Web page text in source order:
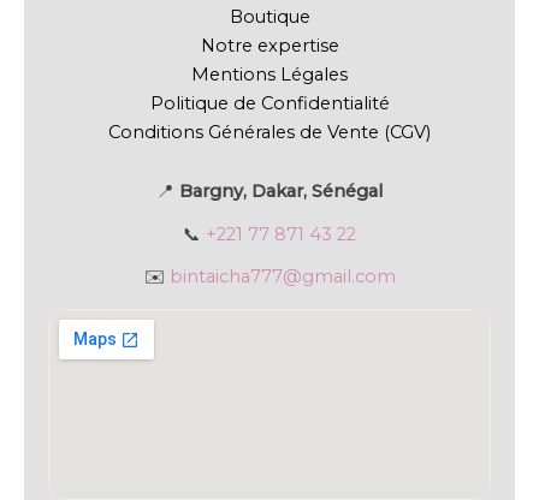
Boutique
Notre expertise
Mentions Légales
Politique de Confidentialité
Conditions Générales de Vente (CGV)
📍 Bargny, Dakar, Sénégal
📞 +221 77 871 43 22
✉️ bintaicha777@gmail.com